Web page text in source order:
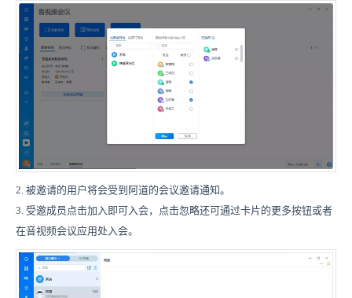
2. 被邀请的用户将会受到阿道的会议邀请通知。
3. 受邀成员点击加入即可入会，点击忽略还可通过卡片的更多按钮或者
在音视频会议应用处入会。